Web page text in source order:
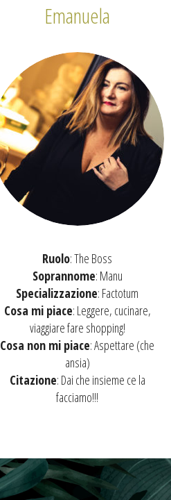
Emanuela
Ruolo: The Boss
Soprannome: Manu
Specializzazione: Factotum
Cosa mi piace: Leggere, cucinare,
viaggiare fare shopping!
Cosa non mi piace: Aspettare (che
ansia)
Citazione: Dai che insieme ce la
facciamo!!!